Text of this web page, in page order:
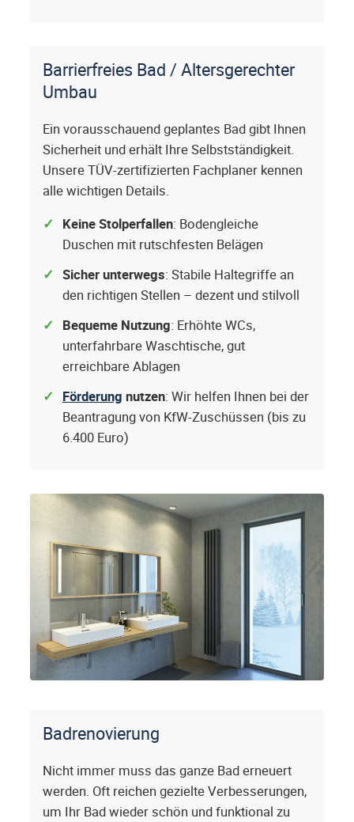
Barrierfreies Bad / Altersgerechter
Umbau
Ein vorausschauend geplantes Bad gibt Ihnen
Sicherheit und erhält Ihre Selbstständigkeit.
Unsere TÜV-zertifizierten Fachplaner kennen
alle wichtigen Details.
Keine Stolperfallen: Bodengleiche
Duschen mit rutschfesten Belägen
Sicher unterwegs: Stabile Haltegriffe an
den richtigen Stellen – dezent und stilvoll
Bequeme Nutzung: Erhöhte WCs,
unterfahrbare Waschtische, gut
erreichbare Ablagen
Förderung nutzen: Wir helfen Ihnen bei der
Beantragung von KfW-Zuschüssen (bis zu
6.400 Euro)
Badrenovierung
Nicht immer muss das ganze Bad erneuert
werden. Oft reichen gezielte Verbesserungen,
um Ihr Bad wieder schön und funktional zu